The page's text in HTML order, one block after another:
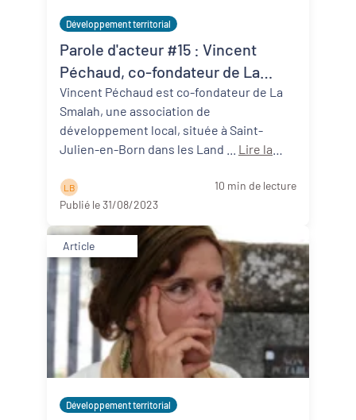
Développement territorial
Parole d'acteur #15 : Vincent
Péchaud, co-fondateur de La
Smalah (40)
Vincent Péchaud est co-fondateur de La
Smalah, une association de
développement local, située à Saint-
Lire la
L B
10 min de lecture
Publié le 31/08/2023
Article
Développement territorial